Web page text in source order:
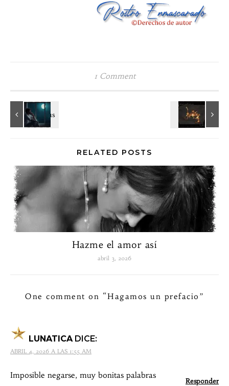
1 Comment
RELATED POSTS
Hazme el amor así
abril 3, 2026
One comment on “Hagamos un prefacio ”
LUNATICA DICE:
ABRIL 4, 2026 A LAS 1:55 AM
Imposible negarse, muy bonitas palabras
Responder